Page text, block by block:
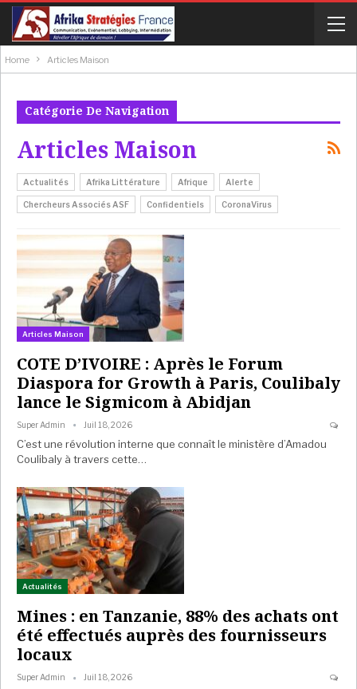
Home Articles Maison
Catégorie De Navigation
Articles Maison
Actualités Afrika Littérature Afrique Alerte
Chercheurs Associés ASF Confidentiels CoronaVirus
Articles Maison
COTE D’IVOIRE : Après le Forum
Diaspora for Growth à Paris, Coulibaly
lance le Sigmicom à Abidjan
Super Admin Juil 18, 2026
C’est une révolution interne que connaît le ministère d’Amadou
Coulibaly à travers cette…
Actualités
Mines : en Tanzanie, 88% des achats ont
été effectués auprès des fournisseurs
locaux
Super Admin Juil 18, 2026